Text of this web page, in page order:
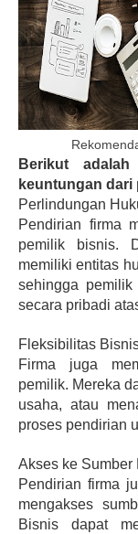
Berikut
keuntungan dari
Perlindungan
Pendirian firma
pemilik bisnis.
memiliki entitas
sehingga
secara pribadi
Fleksibilitas
Firma juga
pemilik. Mereka
usaha, atau
proses pendirian
Akses ke Sumber
Pendirian firma
mengakses
Bisnis dapat